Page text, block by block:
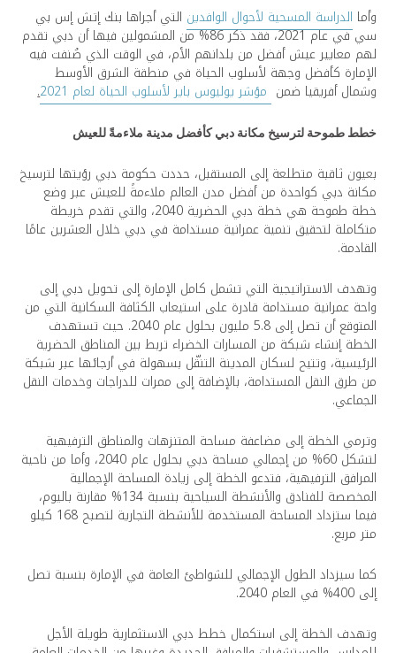
وأما الدراسة المسحية لأحوال الوافدين التي أجراها بنك إتش إس بي
سي في عام 2021، فقد ذكر 86% من المشمولين فيها أن دبي تقدم
لهم معايير عيش أفضل من بلدانهم الأم، في الوقت الذي صُنفت فيه
الإمارة كأفضل وجهة لأسلوب الحياة في منطقة الشرق الأوسط
وشمال أفريقيا ضمن مؤشر يوليوس باير لأسلوب الحياة لعام 2021 .
خطط طموحة لترسيخ مكانة دبي كأفضل مدينة ملاءمةً للعيش
بعيون ثاقبة متطلعة إلى المستقبل، حددت حكومة دبي رؤيتها لترسيخ
مكانة دبي كواحدة من أفضل مدن العالم ملاءمةً للعيش عبر وضع
خطة طموحة هي خطة دبي الحضرية 2040، والتي تقدم خريطة
متكاملة لتحقيق تنمية عمرانية مستدامة في دبي خلال العشرين عامًا
القادمة.
وتهدف الاستراتيجية التي تشمل كامل الإمارة إلى تحويل دبي إلى
واحة عمرانية مستدامة قادرة على استيعاب الكثافة السكانية التي من
المتوقع أن تصل إلى 5.8 مليون بحلول عام 2040. حيث تستهدف
الخطة إنشاء شبكة من المسارات الخضراء تربط بين المناطق الحضرية
الرئيسية، وتتيح لسكان المدينة التنقّل بسهولة في أرجائها عبر شبكة
من طرق النقل المستدامة، بالإضافة إلى ممرات للدراجات وخدمات النقل
الجماعي.
وترمي الخطة إلى مضاعفة مساحة المتنزهات والمناطق الترفيهية
لتشكل 60% من إجمالي مساحة دبي بحلول عام 2040، وأما من ناحية
المرافق الترفيهية، فتدعو الخطة إلى زيادة المساحة الإجمالية
المخصصة للفنادق والأنشطة السياحية بنسبة 134% مقارنة باليوم،
فيما ستزداد المساحة المستخدمة للأنشطة التجارية لتصبح 168 كيلو
متر مربع.
كما سيزداد الطول الإجمالي للشواطئ العامة في الإمارة بنسبة تصل
إلى 400% في العام 2040.
وتهدف الخطة إلى استكمال خطط دبي الاستثمارية طويلة الأجل